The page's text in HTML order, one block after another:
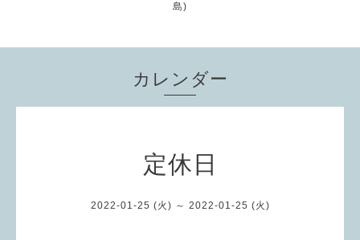
島)
カレンダー
定休日
2022-01-25 (火) ～ 2022-01-25 (火)